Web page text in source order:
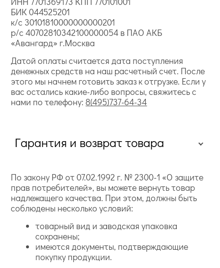
БИК 044525201
к/с 30101810000000000201
р/с 40702810342100000054 в ПАО АКБ
«Авангард» г.Москва
Датой оплаты считается дата поступления
денежных средств на наш расчетный счет. После
этого мы начнем готовить заказ к отгрузке. Если у
вас остались какие-либо вопросы, свяжитесь с
нами по телефону: 8(495)737-64-34
Гарантия и возврат товара
По закону РФ от 07.02.1992 г. № 2300-1 «О защите
прав потребителей», вы можете вернуть товар
надлежащего качества. При этом, должны быть
соблюдены несколько условий:
товарный вид и заводская упаковка
сохранены;
имеются документы, подтверждающие
покупку продукции.